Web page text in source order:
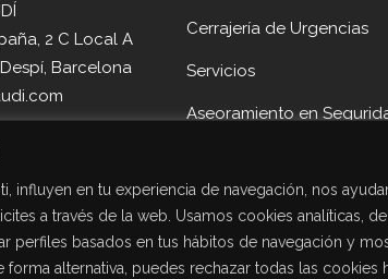
influyen en tu experiencia de navegación, nos
a través de la web. Usamos cookies analíticas,
perfiles basados en tus hábitos de navegación y
forma alternativa, puedes rechazar todas las
2 C Local A
Barcelona
Cerrajería de Urgencias
Servicios
Aseoramiento en
Noticias
Contacto Cerrajería Sant
Despí